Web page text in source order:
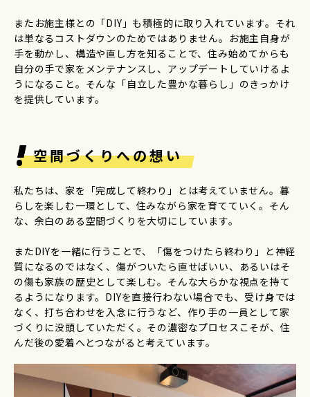
またお施主様との「DIY」も積極的に取り入れています。それ
は単なるコストダウンのためではありません。お施主自身が
手を動かし、構造や直し方を知ることで、住み始めてからも
自分の手で家をメンテナンスし、アップデートしていけるよ
うになること。そんな「自立した豊かな暮らし」のきっかけ
を提供しています。
空間づくりへの想い
私たちは、家を「完成して終わり」とは考えていません。暮
らしを楽しむ一環として、住みながら家を育てていく。そん
な、余白のある空間づくりを大切にしています。
またDIYを一緒に行うことで、「傷をつけたら終わり」と神経
質になるのではなく、傷がついたら直せばいい、あるいはそ
の傷も家族の歴史として楽しむ。そんな大らかな視点を持て
るようになります。DIYを直接行わない場合でも、受け身では
なく、打ち合わせを入念に行うなど、作り手の一員として家
づくりに没頭していただく。その濃密なプロセスこそが、住
んだ後の愛着へとつながると考えています。